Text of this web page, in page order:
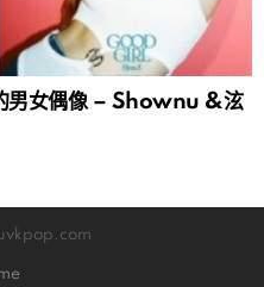
男女偶像 – Shownu &泫